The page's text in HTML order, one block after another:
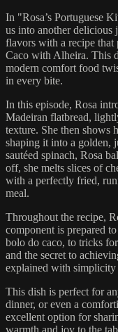
In "Rosa’s Portuguese
us into another delicious
flavors with a recipe that
Caco with Alheira. This
modern comfort food
in every bite.
In this episode, Rosa
Madeiran flatbread,
texture. She then shows
shaping it into a golden,
sautéed spinach, Rosa
off, she melts slices of
with a perfectly fried,
meal.
Throughout the recipe,
component is prepared
bolo do caco, to tricks
and the secret to
explained with simplicity
This dish is perfect for
dinner, or even a
excellent option for
warmth and joy to the